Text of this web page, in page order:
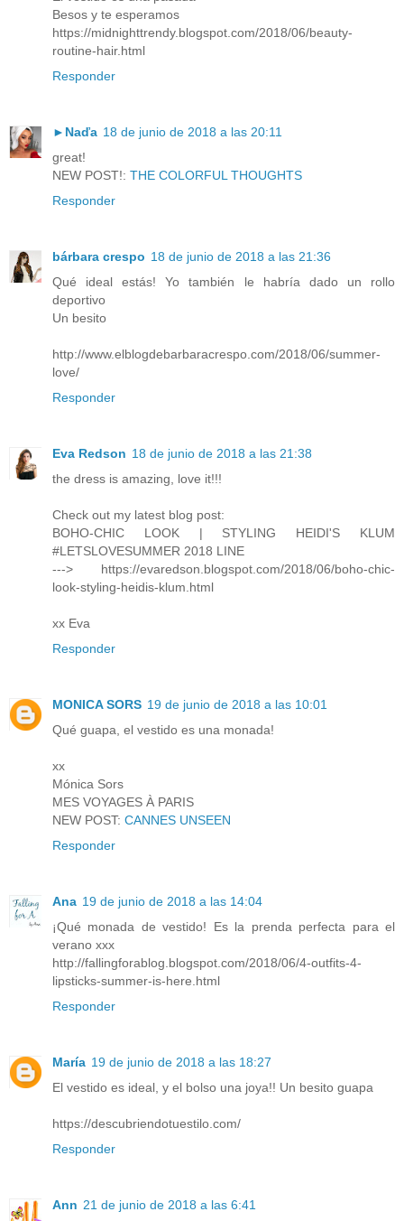
Besos y te esperamos
https://midnighttrendy.blogspot.com/2018/06/beauty-
routine-hair.html
Responder
►Naďa 18 de junio de 2018 a las 20:11
great!
NEW POST!: THE COLORFUL THOUGHTS
Responder
bárbara crespo 18 de junio de 2018 a las 21:36
Qué ideal estás! Yo también le habría dado un rollo
deportivo
Un besito
http://www.elblogdebarbaracrespo.com/2018/06/summer-
love/
Responder
Eva Redson 18 de junio de 2018 a las 21:38
the dress is amazing, love it!!!
Check out my latest blog post:
BOHO-CHIC LOOK | STYLING HEIDI'S KLUM
#LETSLOVESUMMER 2018 LINE
---> https://evaredson.blogspot.com/2018/06/boho-chic-
look-styling-heidis-klum.html
xx Eva
Responder
MONICA SORS 19 de junio de 2018 a las 10:01
Qué guapa, el vestido es una monada!
xx
Mónica Sors
MES VOYAGES À PARIS
NEW POST: CANNES UNSEEN
Responder
Ana 19 de junio de 2018 a las 14:04
¡Qué monada de vestido! Es la prenda perfecta para el
verano xxx
http://fallingforablog.blogspot.com/2018/06/4-outfits-4-
lipsticks-summer-is-here.html
Responder
María 19 de junio de 2018 a las 18:27
El vestido es ideal, y el bolso una joya!! Un besito guapa
https://descubriendotuestilo.com/
Responder
Ann 21 de junio de 2018 a las 6:41